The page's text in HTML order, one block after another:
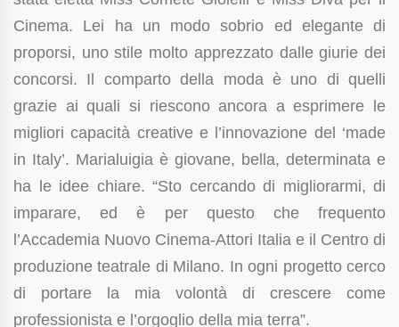
Cinema. Lei ha un modo sobrio ed elegante di
proporsi, uno stile molto apprezzato dalle giurie dei
concorsi. Il comparto della moda è uno di quelli
grazie ai quali si riescono ancora a esprimere le
migliori capacità creative e l’innovazione del ‘made
in Italy’. Marialuigia è giovane, bella, determinata e
ha le idee chiare. “Sto cercando di migliorarmi, di
imparare, ed è per questo che frequento
l’Accademia Nuovo Cinema-Attori Italia e il Centro di
produzione teatrale di Milano. In ogni progetto cerco
di portare la mia volontà di crescere come
professionista e l’orgoglio della mia terra”.